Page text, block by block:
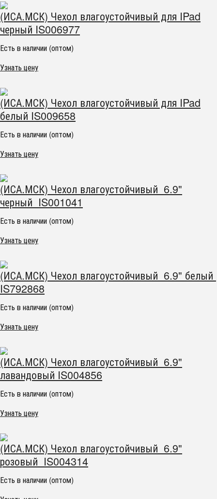
(ИСА.МСК) Чехол влагоустойчивый для IPad
черный IS006977
Есть в наличии (оптом)
Узнать цену
(ИСА.МСК) Чехол влагоустойчивый для IPad
белый IS009658
Есть в наличии (оптом)
Узнать цену
(ИСА.МСК) Чехол влагоустойчивый 6.9"
черный IS001041
Есть в наличии (оптом)
Узнать цену
(ИСА.МСК) Чехол влагоустойчивый 6.9" белый
IS792868
Есть в наличии (оптом)
Узнать цену
(ИСА.МСК) Чехол влагоустойчивый 6.9"
лавандовый IS004856
Есть в наличии (оптом)
Узнать цену
(ИСА.МСК) Чехол влагоустойчивый 6.9"
розовый IS004314
Есть в наличии (оптом)